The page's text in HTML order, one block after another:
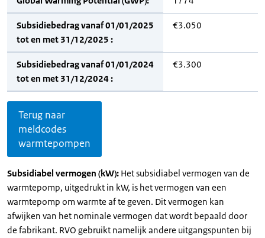
Subsidiebedrag vanaf 01/01/2025
tot en met 31/12/2025 :
€3.050
Subsidiebedrag vanaf 01/01/2024
tot en met 31/12/2024 :
€3.300
Terug naar
meldcodes
warmtepompen
Subsidiabel vermogen (kW): Het subsidiabel vermogen van de
warmtepomp, uitgedrukt in kW, is het vermogen van een
warmtepomp om warmte af te geven. Dit vermogen kan
afwijken van het nominale vermogen dat wordt bepaald door
de fabrikant. RVO gebruikt namelijk andere uitgangspunten bij